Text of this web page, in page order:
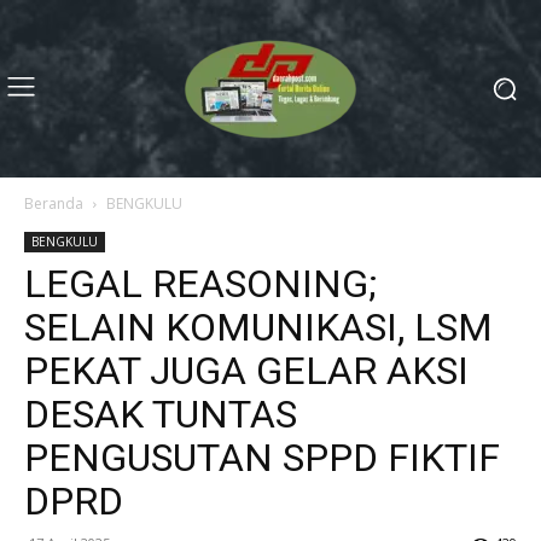
Beranda BENGKULU
BENGKULU
LEGAL REASONING;
SELAIN KOMUNIKASI, LSM
PEKAT JUGA GELAR AKSI
DESAK TUNTAS
PENGUSUTAN SPPD FIKTIF
DPRD